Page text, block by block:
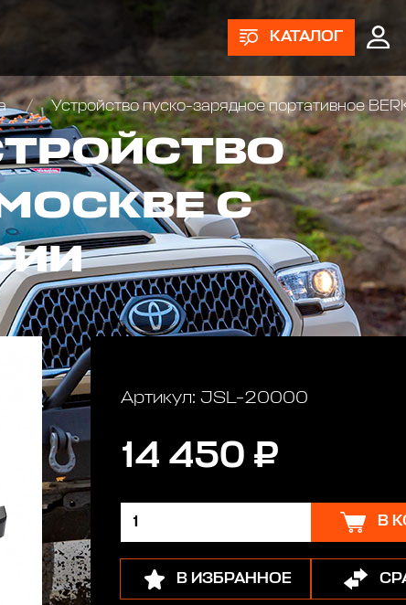
КАТАЛОГ
Устройство пуско-зарядное портативное
МОСКВЕ С
Артикул: JSL-20000
14 450 ₽
В
В ИЗБРАННОЕ